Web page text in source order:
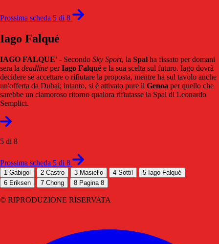
Prossima scheda 5 di 8
Iago Falqué
IAGO FALQUE' - Secondo Sky Sport, la Spal ha fissato per domani
sera la deadline perIago Falqué e la sua scelta sul futuro. Iago dovrà
decidere se accettare o rifiutare la proposta, mentre ha sul tavolo anche
un'offerta da Dubai; intanto, si è attivato pure il Genoa per quello che
sarebbe un clamoroso ritorno qualora rifiutasse la Spal di Leonardo
Semplici.
5 di 8
Prossima scheda 5 di 8
1 Gabigol 2 Castro 3 Masiello 4 Sottil 5 Iago Falqué
6 Eriksen 7 Chong 8 Pagina 8
© RIPRODUZIONE RISERVATA